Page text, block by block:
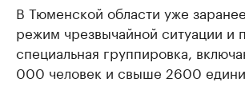
В Тюменской области уже
режим чрезвычайной ситуации и
специальная группировка,
000 человек и свыше 2600